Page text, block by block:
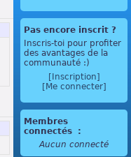
Pas encore inscrit ?
Inscris-toi pour profiter
des avantages de la
communauté :)
[Inscription]
[Me connecter]
Membres
connectés
:
Aucun connecté